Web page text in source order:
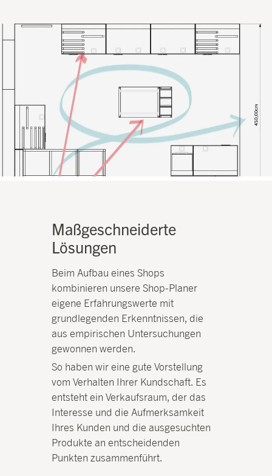
Maßgeschneiderte
Lösungen
Beim Aufbau eines Shops
kombinieren unsere Shop-Planer
eigene Erfahrungswerte mit
grundlegenden Erkenntnissen, die
aus empirischen Untersuchungen
gewonnen werden.
So haben wir eine gute Vorstellung
vom Verhalten Ihrer Kundschaft. Es
entsteht ein Verkaufsraum, der das
Interesse und die Aufmerksamkeit
Ihres Kunden und die ausgesuchten
Produkte an entscheidenden
Punkten zusammenführt.